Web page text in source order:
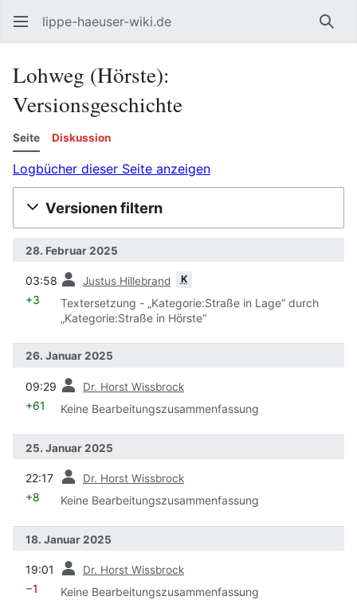
lippe-haeuser-wiki.de
Lohweg (Hörste):
Versionsgeschichte
Seite Diskussion
Logbücher dieser Seite anzeigen
Versionen filtern
28. Februar 2025
03:58 Justus Hillebrand K
+3
Textersetzung - „Kategorie:Straße in Lage“ durch
„Kategorie:Straße in Hörste“
26. Januar 2025
09:29 Dr. Horst Wissbrock
+61 Keine Bearbeitungszusammenfassung
25. Januar 2025
22:17 Dr. Horst Wissbrock
+8 Keine Bearbeitungszusammenfassung
18. Januar 2025
19:01 Dr. Horst Wissbrock
−1 Keine Bearbeitungszusammenfassung